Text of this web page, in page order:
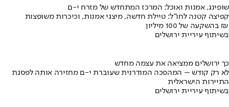
שופינג, אמנות ואוכל: המרכז המתחדש של מזרח י-ם
קפיצה קטנה לחו"ל: טיילת חדשה, מיצגי אמנות, וכיכרות משופצות
בהשקעה של 100 מיליון ₪
בשיתוף עיריית ירושלים
כך ירושלים ממציאה את עצמה מחדש
לא רק קודש – המהפכה המודרנית שעוברת י-ם מחזירה אותה לפסגת
התיירות הישראלית
בשיתוף עיריית ירושלים